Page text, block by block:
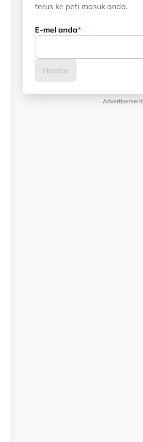
terus ke peti masuk anda.
E-mel anda
Advertisement